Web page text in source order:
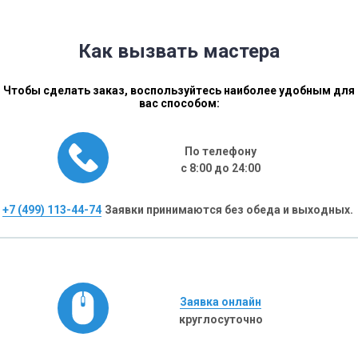
Как вызвать мастера
Чтобы сделать заказ, воспользуйтесь наиболее удобным для
вас способом:
По телефону
с 8:00 до 24:00
+7 (499) 113-44-74 Заявки принимаются без обеда и выходных.
Заявка онлайн
круглосуточно